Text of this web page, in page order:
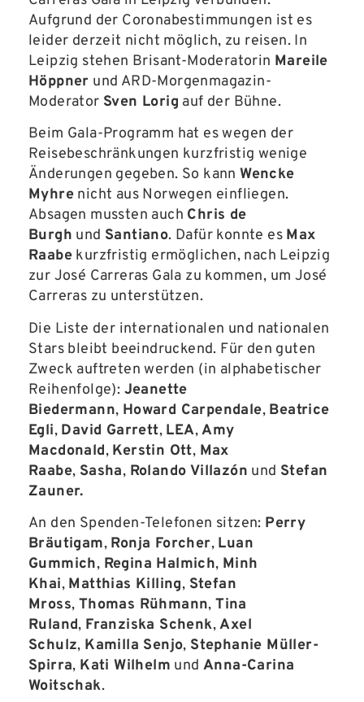
Aufgrund der Coronabestimmungen ist es
leider derzeit nicht möglich, zu reisen. In
Leipzig stehen Brisant-Moderatorin Mareile
Höppner und ARD-Morgenmagazin-
Moderator Sven Lorig auf der Bühne.
Beim Gala-Programm hat es wegen der
Reisebeschränkungen kurzfristig wenige
Änderungen gegeben. So kannWencke
Myhre nicht aus Norwegen einfliegen.
Absagen mussten auch Chris de
Burgh und Santiano. Dafür konnte es Max
Raabe kurzfristig ermöglichen, nach Leipzig
zur José Carreras Gala zu kommen, um José
Carreras zu unterstützen.
Die Liste der internationalen und nationalen
Stars bleibt beeindruckend. Für den guten
Zweck auftreten werden (in alphabetischer
Reihenfolge): Jeanette
Biedermann, Howard Carpendale, Beatrice
Egli, David Garrett, LEA,Amy
Macdonald, Kerstin Ott, Max
Raabe, Sasha, Rolando Villazón und Stefan
Zauner.
An den Spenden-Telefonen sitzen: Perry
Bräutigam, Ronja Forcher, Luan
Gummich, Regina Halmich, Minh
Khai, Matthias Killing, Stefan
Mross, Thomas Rühmann,Tina
Ruland, Franziska Schenk,Axel
Schulz, Kamilla Senjo, Stephanie Müller-
Spirra, Kati Wilhelm undAnna-Carina
Woitschak.